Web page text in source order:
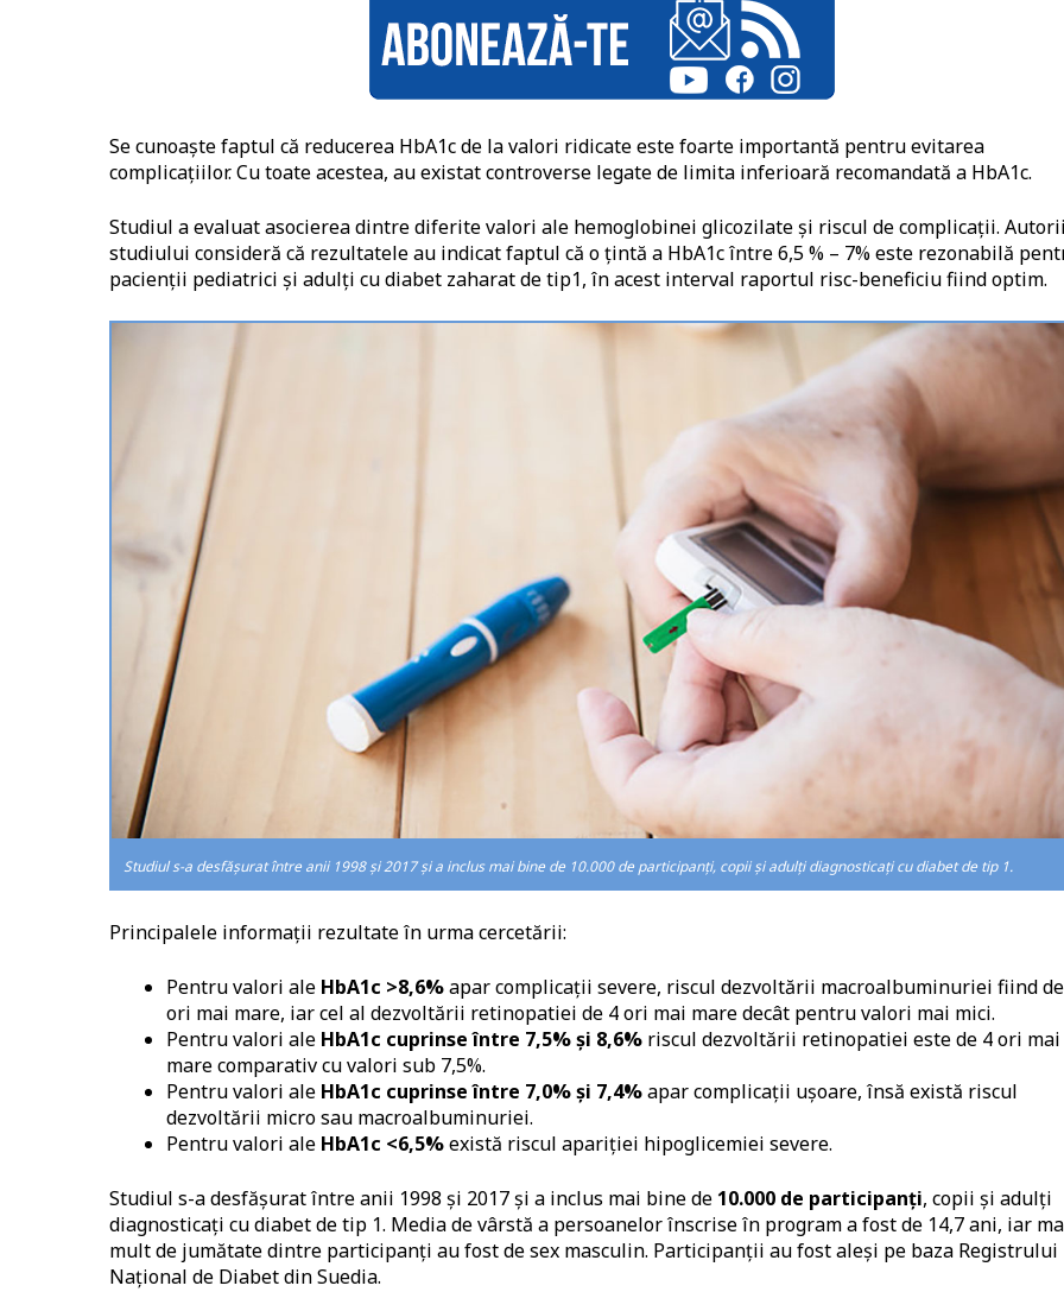
Se cunoaște faptul că reducerea HbA1c de la valori ridicate este foarte importantă pentru evitarea
complicațiilor. Cu toate acestea, au existat controverse legate de limita inferioară recomandată a HbA1c.
Studiul a evaluat asocierea dintre diferite valori ale hemoglobinei glicozilate și riscul de complicații.
studiului consideră că rezultatele au indicat faptul că o țintă a HbA1c între 6,5 % – 7% este rezonabilă
pacienții pediatrici și adulți cu diabet zaharat de tip1, în acest interval raportul risc-beneficiu fiind optim.
Studiul s-a desfășurat între anii 1998 și 2017 și a inclus mai bine de 10.000 de participanți, copii și adulți diagnosticați cu diabet de tip 1.
Principalele informații rezultate în urma cercetării:
Pentru valori ale HbA1c >8,6%apar complicații severe, riscul dezvoltării macroalbuminuriei fiind
ori mai mare, iar cel al dezvoltării retinopatiei de 4 ori mai mare decât pentru valori mai mici.
Pentru valori ale HbA1c cuprinse între 7,5% și 8,6% riscul dezvoltării retinopatiei este de 4 ori mai
mare comparativ cu valori sub 7,5%.
Pentru valori ale HbA1c cuprinse între 7,0% și 7,4%apar complicații ușoare, însă există riscul
dezvoltării micro sau macroalbuminuriei.
Pentru valori ale HbA1c <6,5%există riscul apariției hipoglicemiei severe.
Studiul s-a desfășurat între anii 1998 și 2017 și a inclus mai bine de 10.000 de participanți, copii și adulți
diagnosticați cu diabet de tip 1. Media de vârstă a persoanelor înscrise în program a fost de 14,7 ani, iar
mult de jumătate dintre participanți au fost de sex masculin. Participanții au fost aleși pe baza Registrului
Național de Diabet din Suedia.